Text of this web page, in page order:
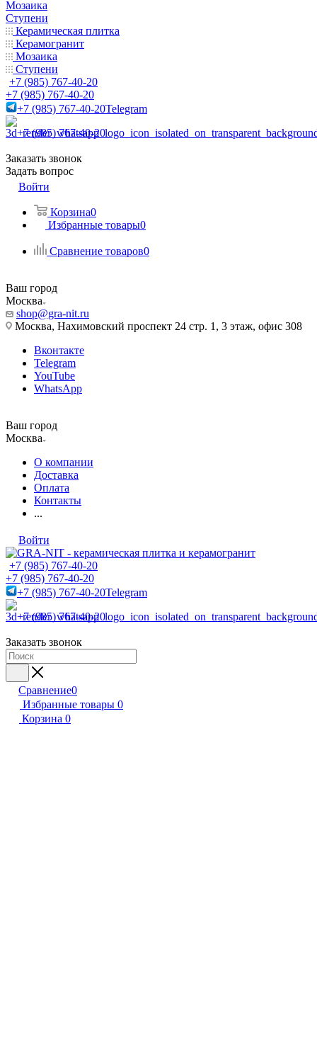
Мозаика
Ступени
Керамическая плитка
Керамогранит
Мозаика
Ступени
+7 (985) 767-40-20
+7 (985) 767-40-20
+7 (985) 767-40-20Telegram
+7 (985) 767-40-20
Заказать звонок
Задать вопрос
Войти
Корзина0
Избранные товары0
Сравнение товаров0
Ваш город
Москва
shop@gra-nit.ru
Москва, Нахимовский проспект 24 стр. 1, 3 этаж, офис 308
Вконтакте
Telegram
YouTube
WhatsApp
Ваш город
Москва
О компании
Доставка
Оплата
Контакты
...
Войти
+7 (985) 767-40-20
+7 (985) 767-40-20
+7 (985) 767-40-20Telegram
+7 (985) 767-40-20
Заказать звонок
Сравнение0
Избранные товары 0
Корзина 0